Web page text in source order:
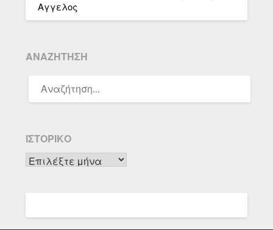
Αγγελος
ΑΝΑΖΉΤΗΣΗ
ΓΙΑ:
ΙΣΤΟΡΙΚΌ
Ιστορικό